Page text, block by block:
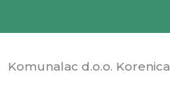
to
Komunalac d.o.o. Korenica